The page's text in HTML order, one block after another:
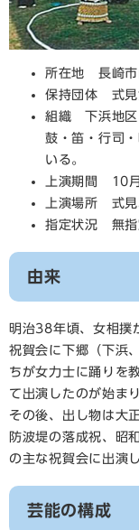
所在地 長崎市
保持団体 式見
組織 下浜地区
鼓・笛・行司
いる。
上演期間 10
上演場所 式見
指定状況 無指
由来
明治38年頃、女相撲
祝賀会に下郷（下浜
ちが女力士に踊りを
て出演したのが始ま
その後、出し物は大
防波堤の落成祝、昭
の主な祝賀会に出演
芸能の構成